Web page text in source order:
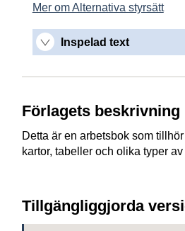
Mer om Alternativa styrsätt
Inspelad text
Förlagets beskrivning
Detta är en arbetsbok som
kartor, tabeller och olika typer av
Tillgängliggjorda